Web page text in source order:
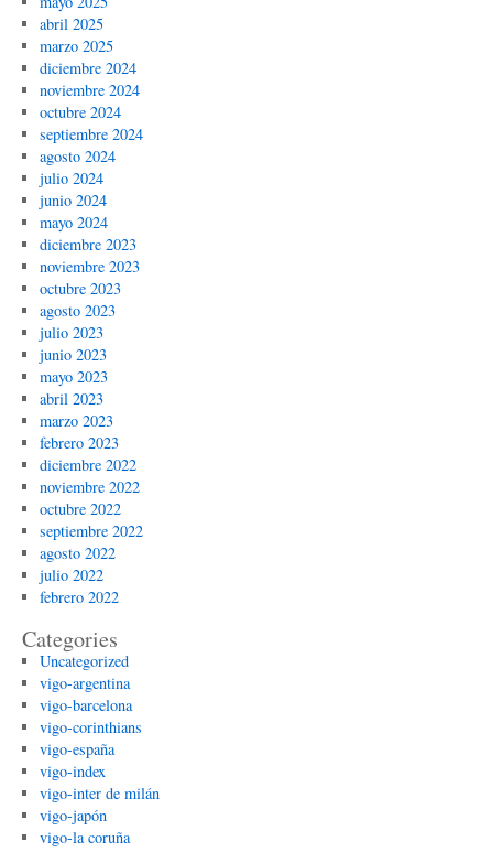
abril 2025
marzo 2025
diciembre 2024
noviembre 2024
octubre 2024
septiembre 2024
agosto 2024
julio 2024
junio 2024
mayo 2024
diciembre 2023
noviembre 2023
octubre 2023
agosto 2023
julio 2023
junio 2023
mayo 2023
abril 2023
marzo 2023
febrero 2023
diciembre 2022
noviembre 2022
octubre 2022
septiembre 2022
agosto 2022
julio 2022
febrero 2022
Categories
Uncategorized
vigo-argentina
vigo-barcelona
vigo-corinthians
vigo-españa
vigo-index
vigo-inter de milán
vigo-japón
vigo-la coruña